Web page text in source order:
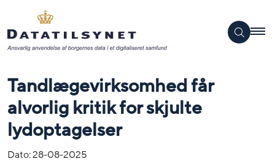
Tandlægevirksomhed får
alvorlig kritik for skjulte
lydoptagelser
Dato:28-08-2025